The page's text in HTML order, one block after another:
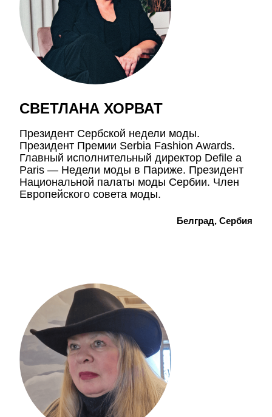
СВЕТЛАНА ХОРВАТ
Президент Сербской недели моды.
Президент Премии Serbia Fashion Awards.
Главный исполнительный директор Defile a
Paris — Недели моды в Париже. Президент
Национальной палаты моды Сербии. Член
Европейского совета моды.
Белград, Сербия